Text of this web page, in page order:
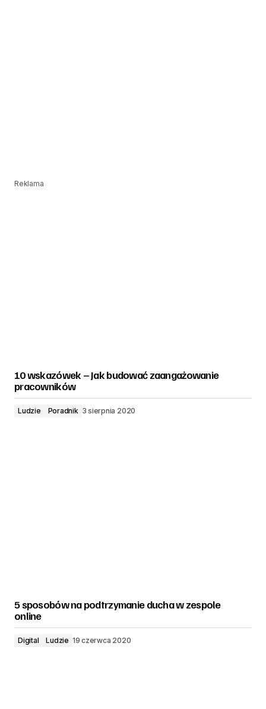
Reklama
10 wskazówek – Jak budować zaangażowanie
pracowników
Ludzie Poradnik 3 sierpnia 2020
5 sposobów na podtrzymanie ducha w zespole
online
Digital Ludzie 19 czerwca 2020